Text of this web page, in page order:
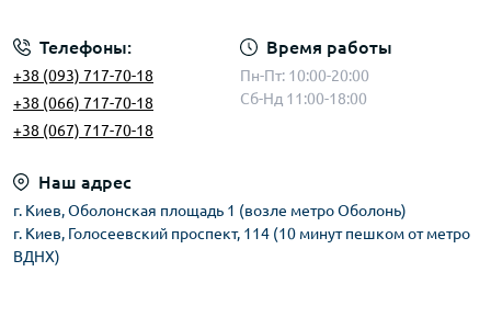
Телефоны:
+38 (093) 717-70-18
+38 (066) 717-70-18
+38 (067) 717-70-18
Время работы
Пн-Пт: 10:00-20:00
Сб-Нд 11:00-18:00
Наш адрес
г. Киев, Оболонская площадь 1 (возле метро Оболонь)
г. Киев, Голосеевский проспект, 114 (10 минут пешком от метро
ВДНХ)